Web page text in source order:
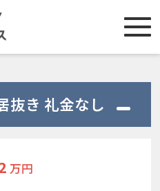
抜き 礼金なし
万円